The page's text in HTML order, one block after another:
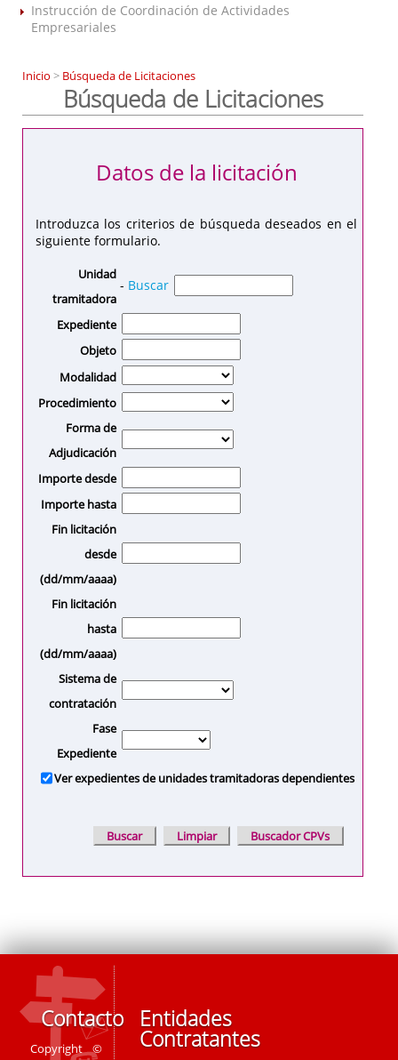
Instrucción de Coordinación de Actividades
Empresariales
Inicio > Búsqueda de Licitaciones
Búsqueda de Licitaciones
Introduzca los criterios de búsqueda deseados en el
siguiente formulario.
Datos de la licitación
Unidad
tramitadora
- Buscar
Expediente
Objeto
Modalidad
Procedimiento
Forma de
Adjudicación
Importe desde
Importe hasta
Fin licitación
desde
(dd/mm/aaaa)
Fin licitación
hasta
(dd/mm/aaaa)
Sistema de
contratación
Fase
Expediente
Ver expedientes de unidades tramitadoras dependientes
Contacto
Copyright ©
Entidades
Contratantes